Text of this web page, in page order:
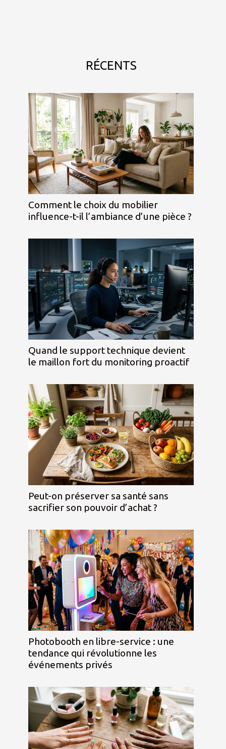
RÉCENTS
Comment le choix du mobilier
influence-t-il l’ambiance d’une pièce ?
Quand le support technique devient
le maillon fort du monitoring proactif
Peut-on préserver sa santé sans
sacrifier son pouvoir d’achat ?
Photobooth en libre-service : une
tendance qui révolutionne les
événements privés